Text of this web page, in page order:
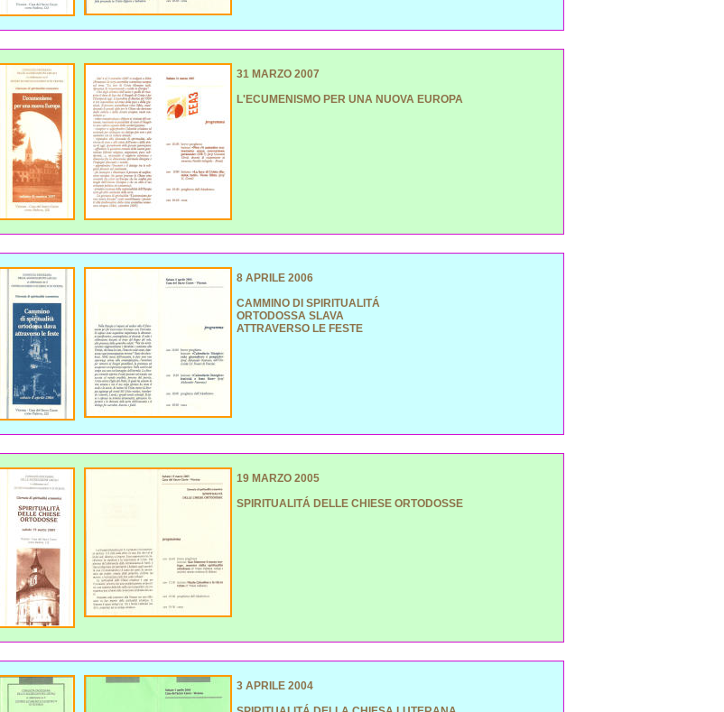
31 MARZO 2007
L'ECUMENISMO PER UNA NUOVA EUROPA
8 APRILE 2006
CAMMINO DI SPIRITUALITÁ
ORTODOSSA SLAVA
ATTRAVERSO LE FESTE
19 MARZO 2005
SPIRITUALITÁ DELLE CHIESE ORTODOSSE
3 APRILE 2004